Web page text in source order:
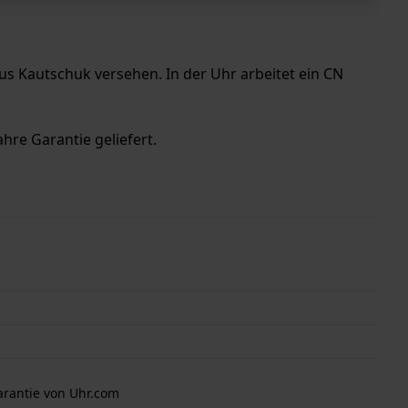
Kautschuk versehen. In der Uhr arbeitet ein CN
Garantie geliefert.
von Uhr.com